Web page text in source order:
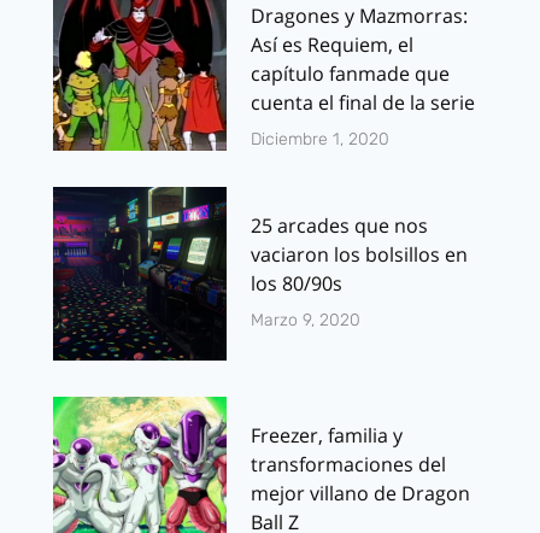
Dragones y Mazmorras:
Así es Requiem, el
capítulo fanmade que
cuenta el final de la serie
Diciembre 1, 2020
25 arcades que nos
vaciaron los bolsillos en
los 80/90s
Marzo 9, 2020
Freezer, familia y
transformaciones del
mejor villano de Dragon
Ball Z